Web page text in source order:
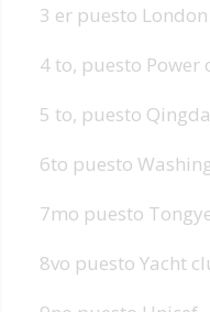
3 er puesto
4 to, puesto Power
5 to, puesto
6to puesto
7mo puesto
8vo puesto Yacht